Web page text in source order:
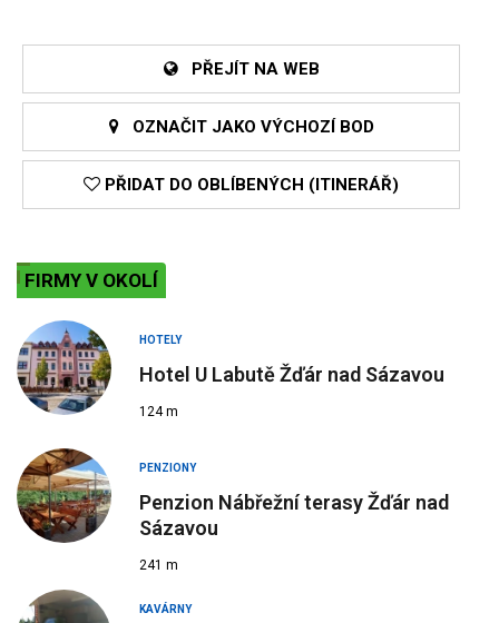
PŘEJÍT NA WEB
OZNAČIT JAKO VÝCHOZÍ BOD
PŘIDAT DO OBLÍBENÝCH (ITINERÁŘ)
FIRMY V OKOLÍ
HOTELY
Hotel U Labutě Žďár nad Sázavou
124 m
PENZIONY
Penzion Nábřežní terasy Žďár nad
Sázavou
241 m
KAVÁRNY